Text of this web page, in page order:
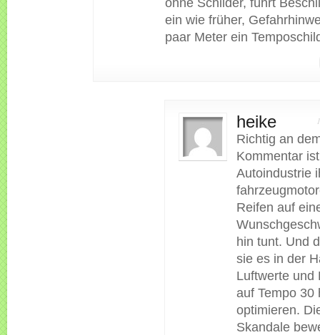
ohne Schilder, führt
ein wie früher,
paar Meter ein
heike
Richtig an
Kommentar
Autoindustrie
Reifen auf
hin tunt. Und
sie es in der
Luftwerte und
auf Tempo 30
optimieren.
Skandale